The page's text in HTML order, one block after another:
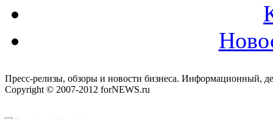
Пресс-релизы, обзоры и новости бизнеса. Информационный,
Copyright © 2007-2012 forNEWS.ru